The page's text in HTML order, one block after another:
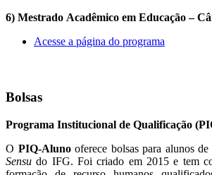
6) Mestrado Acadêmico em Educação –
Acesse a página do programa
Bolsas
Programa Institucional de Qualificação
O PIQ-Alunooferece bolsas para alunos de
Sensu do IFG. Foi criado em 2015 e tem